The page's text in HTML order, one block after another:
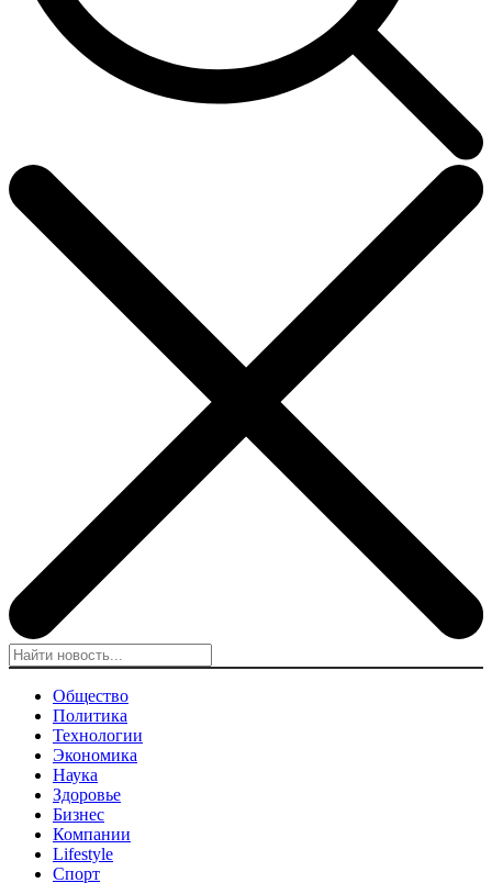
Общество
Политика
Технологии
Экономика
Наука
Здоровье
Бизнес
Компании
Lifestyle
Спорт